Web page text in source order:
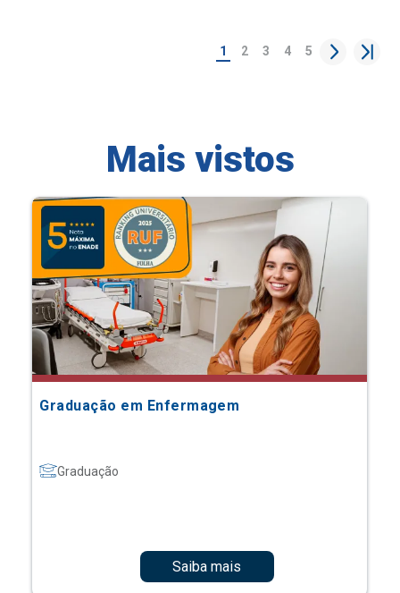
1 2 3 4 5
Mais vistos
Graduação em Enfermagem
Graduação
Saiba mais